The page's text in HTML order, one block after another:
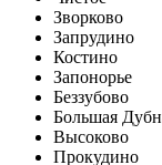
Зворково
Запрудино
Костино
Запонорье
Беззубово
Большая
Высоково
Прокудино